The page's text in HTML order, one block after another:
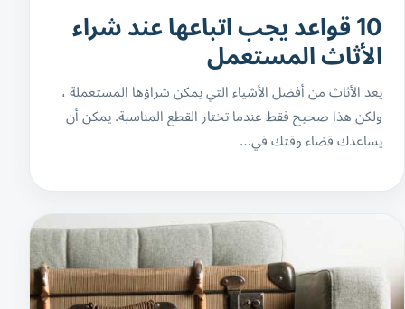
10 قواعد يجب اتباعها عند شراء
الأثاث المستعمل
يعد الأثاث من أفضل الأشياء التي يمكن شراؤها المستعملة ،
ولكن هذا صحيح فقط عندما تختار القطع المناسبة. يمكن أن
يساعدك قضاء وقتك في…